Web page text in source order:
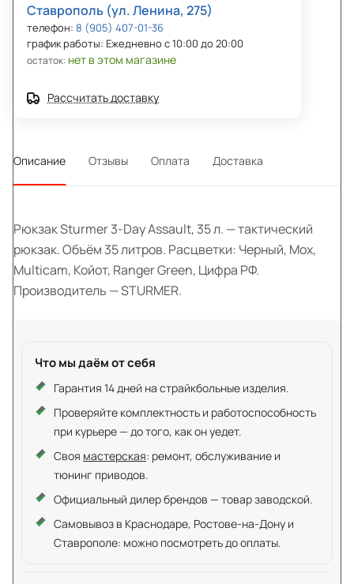
Ставрополь (ул. Ленина, 275)
телефон: 8 (905) 407-01-36
график работы: Ежедневно с 10:00 до 20:00
остаток: нет в этом магазине
Рассчитать доставку
Описание Отзывы Оплата Доставка
Рюкзак Sturmer 3-Day Assault, 35 л. — тактический
рюкзак. Объём 35 литров. Расцветки: Черный, Мох,
Multicam, Койот, Ranger Green, Цифра РФ.
Производитель — STURMER.
Что мы даём от себя
Гарантия 14 дней на страйкбольные изделия.
Проверяйте комплектность и работоспособность
при курьере — до того, как он уедет.
Своя мастерская: ремонт, обслуживание и
тюнинг приводов.
Официальный дилер брендов — товар заводской.
Самовывоз в Краснодаре, Ростове-на-Дону и
Ставрополе: можно посмотреть до оплаты.